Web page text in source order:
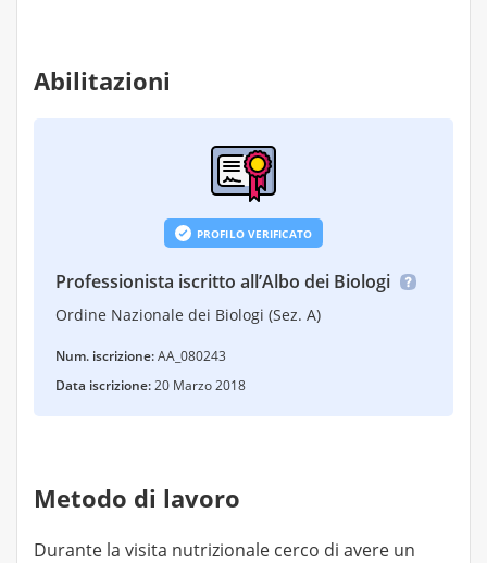
Abilitazioni
PROFILO VERIFICATO
Professionista iscritto all’Albo dei Biologi
Ordine Nazionale dei Biologi (Sez. A)
Num. iscrizione:AA_080243
Data iscrizione:20 Marzo 2018
Metodo di lavoro
Durante la visita nutrizionale cerco di avere un